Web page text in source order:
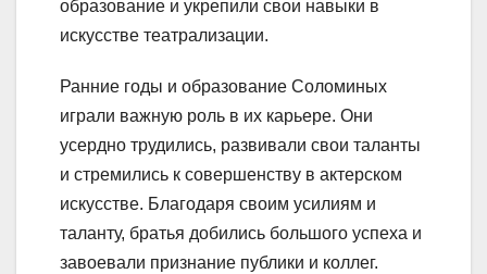
образование и укрепили свои навыки в
искусстве театрализации.
Ранние годы и образование Соломиных
играли важную роль в их карьере. Они
усердно трудились, развивали свои таланты
и стремились к совершенству в актерском
искусстве. Благодаря своим усилиям и
таланту, братья добились большого успеха и
завоевали признание публики и коллег.